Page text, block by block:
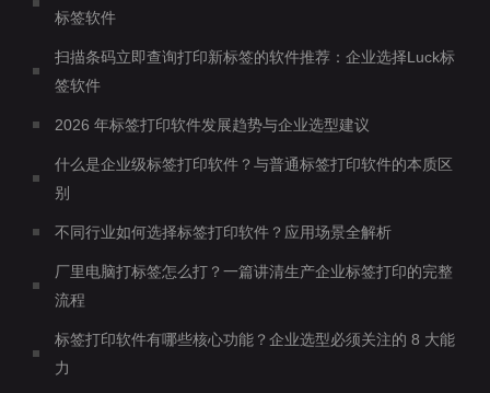
标签软件
扫描条码立即查询打印新标签的软件推荐：企业选择Luck标
签软件
2026 年标签打印软件发展趋势与企业选型建议
什么是企业级标签打印软件？与普通标签打印软件的本质区
别
不同行业如何选择标签打印软件？应用场景全解析
厂里电脑打标签怎么打？一篇讲清生产企业标签打印的完整
流程
标签打印软件有哪些核心功能？企业选型必须关注的 8 大能
力